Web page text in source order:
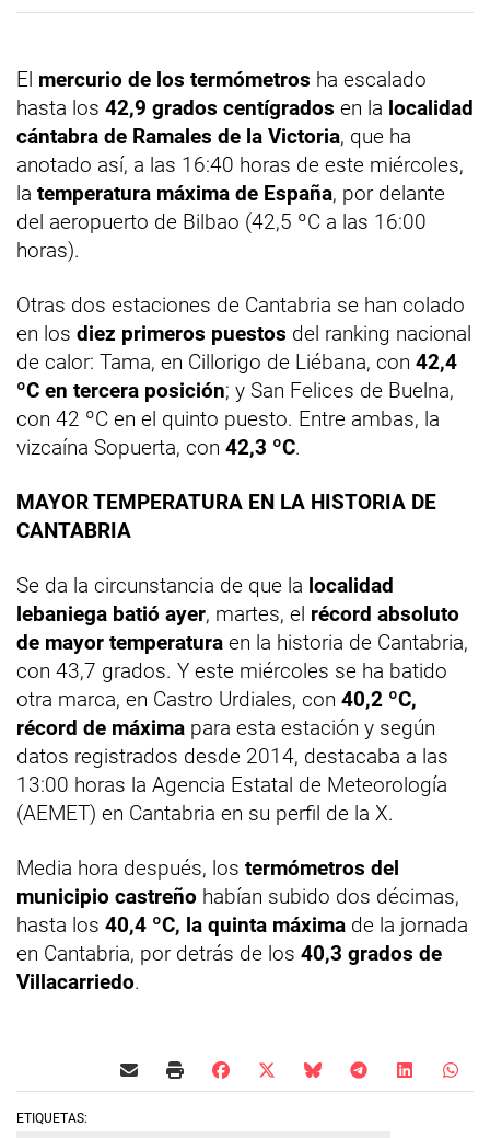
El mercurio de los termómetros ha escalado
hasta los 42,9 grados centígrados en la localidad
cántabra de Ramales de la Victoria, que ha
anotado así, a las 16:40 horas de este miércoles,
la temperatura máxima de España, por delante
del aeropuerto de Bilbao (42,5 ºC a las 16:00
horas).
Otras dos estaciones de Cantabria se han colado
en los diez primeros puestos del ranking nacional
de calor: Tama, en Cillorigo de Liébana, con 42,4
ºC en tercera posición; y San Felices de Buelna,
con 42 ºC en el quinto puesto. Entre ambas, la
vizcaína Sopuerta, con 42,3 ºC.
MAYOR TEMPERATURA EN LA HISTORIA DE
CANTABRIA
Se da la circunstancia de que la localidad
lebaniega batió ayer, martes, el récord absoluto
de mayor temperatura en la historia de Cantabria,
con 43,7 grados. Y este miércoles se ha batido
otra marca, en Castro Urdiales, con 40,2 ºC,
récord de máxima para esta estación y según
datos registrados desde 2014, destacaba a las
13:00 horas la Agencia Estatal de Meteorología
(AEMET) en Cantabria en su perfil de la X.
Media hora después, los termómetros del
municipio castreño habían subido dos décimas,
hasta los 40,4 ºC, la quinta máxima de la jornada
en Cantabria, por detrás de los 40,3 grados de
Villacarriedo.
ETIQUETAS: